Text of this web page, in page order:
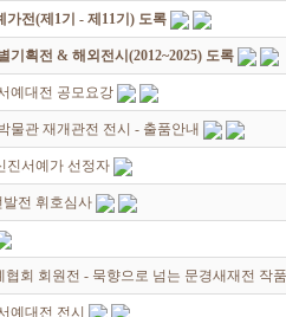
가전(제1기 - 제11기) 도록
기획전 & 해외전시(2012~2025) 도록
예대전 공모요강
물관 재개관전 전시 - 출품안내
진서예가 선정자
전 휘호심사
협회 회원전 - 묵향으로 넘는 문경새재전 작
예대전 전시